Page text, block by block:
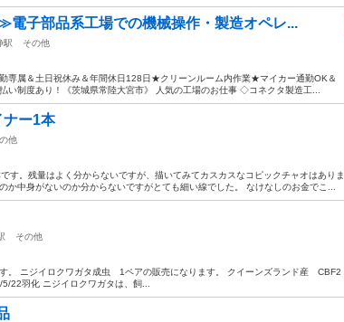
子部品系工場での機械操作・製造オペレ...
駅 その他
専属＆土日祝休み＆年間休日128日★クリーンルーム内作業★マイカー通勤OK＆
い制度あり！《茨城県常陸大宮市》 人気の工場のお仕事 ◇コネクタ製造工...
ナー1本
他
す。残量はよく分からないですが、描いてみてカスカスなコピックチャオはありま
か中身がないのか分からないですがとても細い線でした。 なけなしのお金でこ...
その他
。 ニジイロクワガタ成虫 1ペアの販売になります。 クイーンズランド産 CBF2
22羽化 ニジイロクワガタは、飼...